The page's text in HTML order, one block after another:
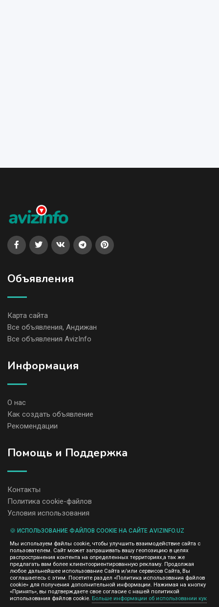
Объявления
Карта сайта
Все объявления, Андижан
Все объявления AvizInfo
Информация
О нас
Как создать объявление
Рекомендации
Помощь и Поддержка
Контакты
Политика cookie-файлов
Условия использования
содержание размещенных объявлений.
Мы ценим конфиденциальность наших пользователей. Мы не
передаем и не продаем личную информацию зарегистрированных
пользователей AvizInfo.uz третьим лицам. Мы не отвечаем за
правила конфиденциальности сайтов на которые ссылается
AvizInfo.uz. На некоторых страницах нашего сайта представлена
реклама Google Adsense Advertising Network. Чтобы узнать
подробней о правилах конфиденциальности Googleнажмите тут
🍪 ИСПОЛЬЗОВАНИЕ ФАЙЛОВ COOKIE НА САЙТЕ AVIZINFO.UZ
Мы используем файлы cookie, чтобы улучшить взаимодействие сайта с
пользователем. Сайт может запрашивать вашу геопозицию в целях
распространения контента на определенных территориях,а так же
предлагать вам более клиентоориентированную рекламу. Продолжая
любое дальнейшее использование Сайта и/или сервисов Сайта, Вы
соглашаетесь с этим. Посетите раздел «Политика использования файлов
cookie» для получения дополнительной информации. Нажимая на кнопку
«Принять», вы подтверждаете свое согласие с нашей политикой
использования файлов cookie. Больше информации об использовании кук